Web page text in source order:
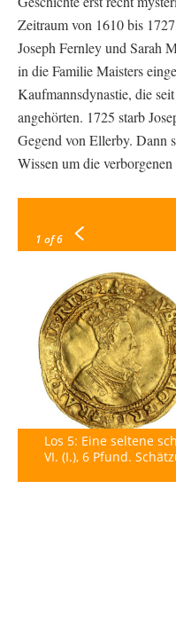
Zeitraum von 1610 bis
Joseph Fernley und Sarah
in die Familie Maisters
Kaufmannsdynastie, die
angehörten. 1725 starb
Gegend von Ellerby. Dann
Wissen um die
1 of 6
Los 5: Eine seltene
VI. (I.), 6 Pfund.